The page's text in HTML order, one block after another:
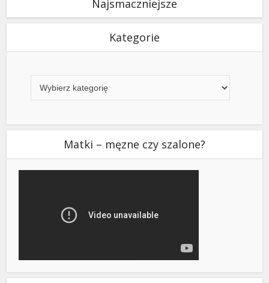
Najsmaczniejsze
Kategorie
Matki – męzne czy szalone?